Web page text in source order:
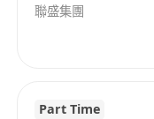
聯盛集團
Part Time